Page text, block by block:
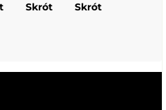
Skrót Skrót